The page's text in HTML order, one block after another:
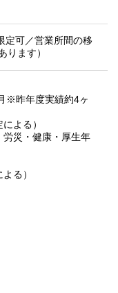
定可／営業所間の移
ります）
※昨年度実績約4ヶ
よる）
災・健康・厚生年
る）